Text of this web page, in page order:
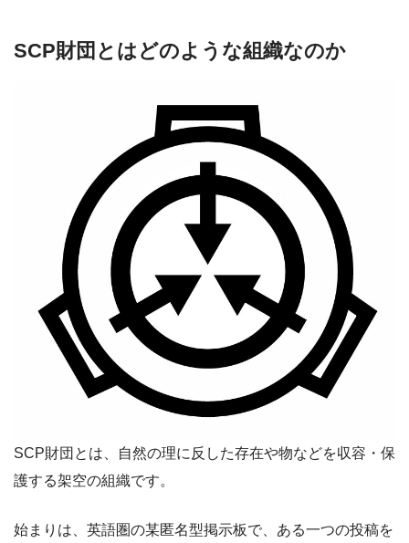
SCP財団とはどのような組織なのか
SCP財団とは、自然の理に反した存在や物などを収容・保
護する架空の組織です。
始まりは、英語圏の某匿名型掲示板で、ある一つの投稿を